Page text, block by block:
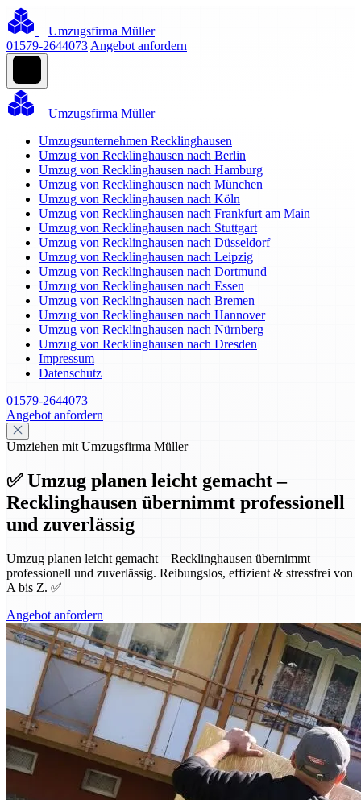
Umzugsfirma Müller
01579-2644073 Angebot anfordern
Umzugsfirma Müller
Umzugsunternehmen Recklinghausen
Umzug von Recklinghausen nach Berlin
Umzug von Recklinghausen nach Hamburg
Umzug von Recklinghausen nach München
Umzug von Recklinghausen nach Köln
Umzug von Recklinghausen nach Frankfurt am Main
Umzug von Recklinghausen nach Stuttgart
Umzug von Recklinghausen nach Düsseldorf
Umzug von Recklinghausen nach Leipzig
Umzug von Recklinghausen nach Dortmund
Umzug von Recklinghausen nach Essen
Umzug von Recklinghausen nach Bremen
Umzug von Recklinghausen nach Hannover
Umzug von Recklinghausen nach Nürnberg
Umzug von Recklinghausen nach Dresden
Impressum
Datenschutz
01579-2644073
Angebot anfordern
Umziehen mit Umzugsfirma Müller
✅ Umzug planen leicht gemacht –
Recklinghausen übernimmt professionell
und zuverlässig
Umzug planen leicht gemacht – Recklinghausen übernimmt
professionell und zuverlässig. Reibungslos, effizient & stressfrei von
A bis Z. ✅
Angebot anfordern